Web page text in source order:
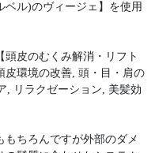
ベル)のヴィージェ】を使用
頭皮のむくみ解消・リフト
皮環境の改善, 頭・目・肩の
, リラクゼーション, 美髪効
もちろんですが外部のダメ